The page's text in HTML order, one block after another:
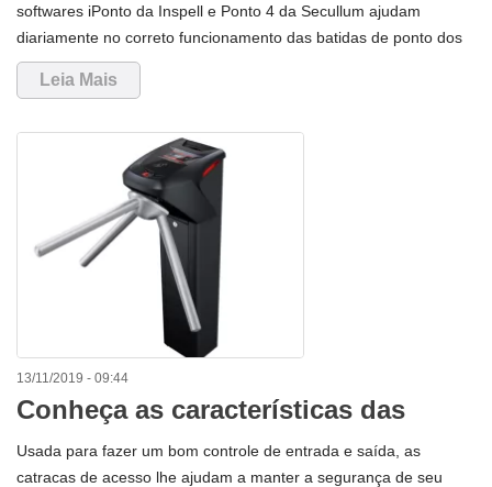
colaboradores
softwares iPonto da Inspell e Ponto 4 da Secullum ajudam
diariamente no correto funcionamento das batidas de ponto dos
funcionários nos relógios de ponto eletrônicos.A principal função
dos softwares de controle de ponto é manter as folhas de ponto
pelas portarias 1.510 e 373 do Ministério do Trabalho, que fazem
Leia Mais
13/11/2019 - 09:44
Conheça as características das
Catracas de Acesso
Usada para fazer um bom controle de entrada e saída, as
catracas de acesso lhe ajudam a manter a segurança de seu